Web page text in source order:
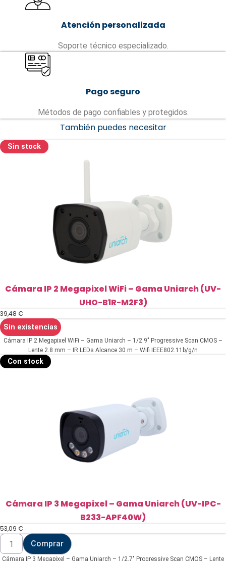
Atención personalizada
Soporte técnico especializado.
Pago seguro
Métodos de pago confiables y protegidos.
También puedes necesitar
Sin stock
Cámara IP 2 Megapixel WiFi – Gama Uniarch (UV-
UHO-B1R-M2F3)
39,48 €
Sin existencias
Cámara IP 2 Megapixel WiFi – Gama Uniarch – 1/2.9" Progressive Scan CMOS –
Lente 2.8 mm – IR LEDs Alcance 30 m – Wifi IEEE802.11b/g/n
Con stock
Cámara IP 3 Megapixel – Gama Uniarch (UV-IPC-
B233-APF40W)
53,09 €
Cámara
3
Comprar
Cámara IP 3 Megapixel – Gama Uniarch – 1/2.7" Progressive Scan CMOS – Lente